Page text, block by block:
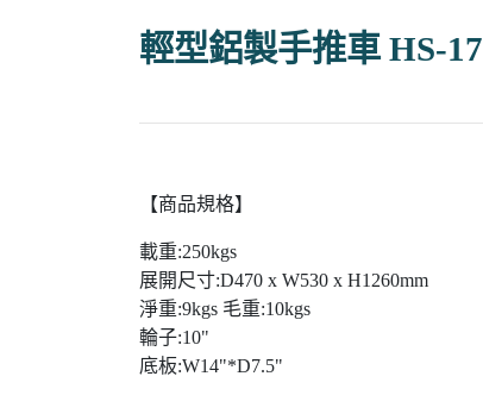
輕型鋁製手推車 HS-17
【商品規格】
載重:250kgs
展開尺寸:D470 x W530 x H1260mm
淨重:9kgs 毛重:10kgs
輪子:10"
底板:W14"*D7.5"